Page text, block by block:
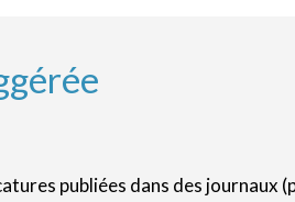
publiées dans des journaux